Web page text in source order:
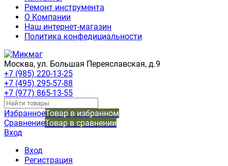
Ремонт инструмента
О Компании
Наш интернет-магазин
Политика конфедициальности
Москва, ул. Большая Переяславская, д.9
+7 (985) 220-13-25
+7 (495) 295-57-88
+7 (977) 865-13-55
ИзбранноеТовар в избранном
СравнениеТовар в сравнении
Вход
Вход
Регистрация